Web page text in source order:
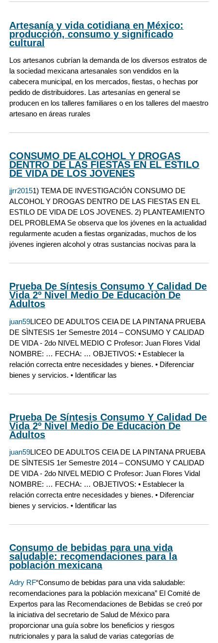
Artesanía y vida cotidiana en México:
producción, consumo y significado
cultural
Los artesanos cubrían la demanda de los diversos estratos de
la sociedad mexicana artesanales son vendidos en la
cabecera municipal, en los mercados, fiestas, o hechas por
pedido de distribuidores. Las artesanías en general se
producen en los talleres familiares o en los talleres del maestro
artesano en áreas rurales
CONSUMO DE ALCOHOL Y DROGAS
DENTRO DE LAS FIESTAS EN EL ESTILO
DE VIDA DE LOS JOVENES
jjrr20151) TEMA DE INVESTIGACIÓN CONSUMO DE
ALCOHOL Y DROGAS DENTRO DE LAS FIESTAS EN EL
ESTILO DE VIDA DE LOS JOVENES. 2) PLANTEAMIENTO
DEL PROBLEMA Se observa que los jóvenes en la actualidad
regularmente acuden a fiestas organizadas, muchos de los
jóvenes ingieren alcohol y otras sustancias nocivas para la
Prueba De Síntesis Consumo Y Calidad De
Vida 2º Nivel Medio De Educaciòn De
Adultos
juan59LICEO DE ADULTOS CEIA DE LA PINTANA PRUEBA
DE SÌNTESIS 1er Semestre 2014 – CONSUMO Y CALIDAD
DE VIDA - 2do NIVEL MEDIO C Profesor: Juan Flores Vidal
NOMBRE: … FECHA: … OBJETIVOS: • Establecer la
relación correcta entre necesidades y bienes. • Diferenciar
bienes y servicios. • Identificar las
Prueba De Síntesis Consumo Y Calidad De
Vida 2º Nivel Medio De Educaciòn De
Adultos
juan59LICEO DE ADULTOS CEIA DE LA PINTANA PRUEBA
DE SÌNTESIS 1er Semestre 2014 – CONSUMO Y CALIDAD
DE VIDA - 2do NIVEL MEDIO C Profesor: Juan Flores Vidal
NOMBRE: … FECHA: … OBJETIVOS: • Establecer la
relación correcta entre necesidades y bienes. • Diferenciar
bienes y servicios. • Identificar las
Consumo de bebidas para una vida
saludable: recomendaciones para la
población mexicana
Adry RF“Consumo de bebidas para una vida saludable:
recomendaciones para la población mexicana” El Comité de
Expertos para las Recomendaciones de Bebidas se creó por
la iniciativa del secretario de Salud de México para
proporcionar una guía sobre los beneficios y riesgos
nutricionales y para la salud de varias categorías de